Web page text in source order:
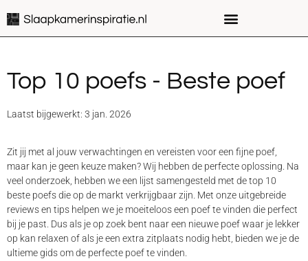
Top 10 poefs - Beste poef
Laatst bijgewerkt: 3 jan. 2026
Zit jij met al jouw verwachtingen en vereisten voor een fijne poef,
maar kan je geen keuze maken? Wij hebben de perfecte oplossing. Na
veel onderzoek, hebben we een lijst samengesteld met de top 10
beste poefs die op de markt verkrijgbaar zijn. Met onze uitgebreide
reviews en tips helpen we je moeiteloos een poef te vinden die perfect
bij je past. Dus als je op zoek bent naar een nieuwe poef waar je lekker
op kan relaxen of als je een extra zitplaats nodig hebt, bieden we je de
ultieme gids om de perfecte poef te vinden.